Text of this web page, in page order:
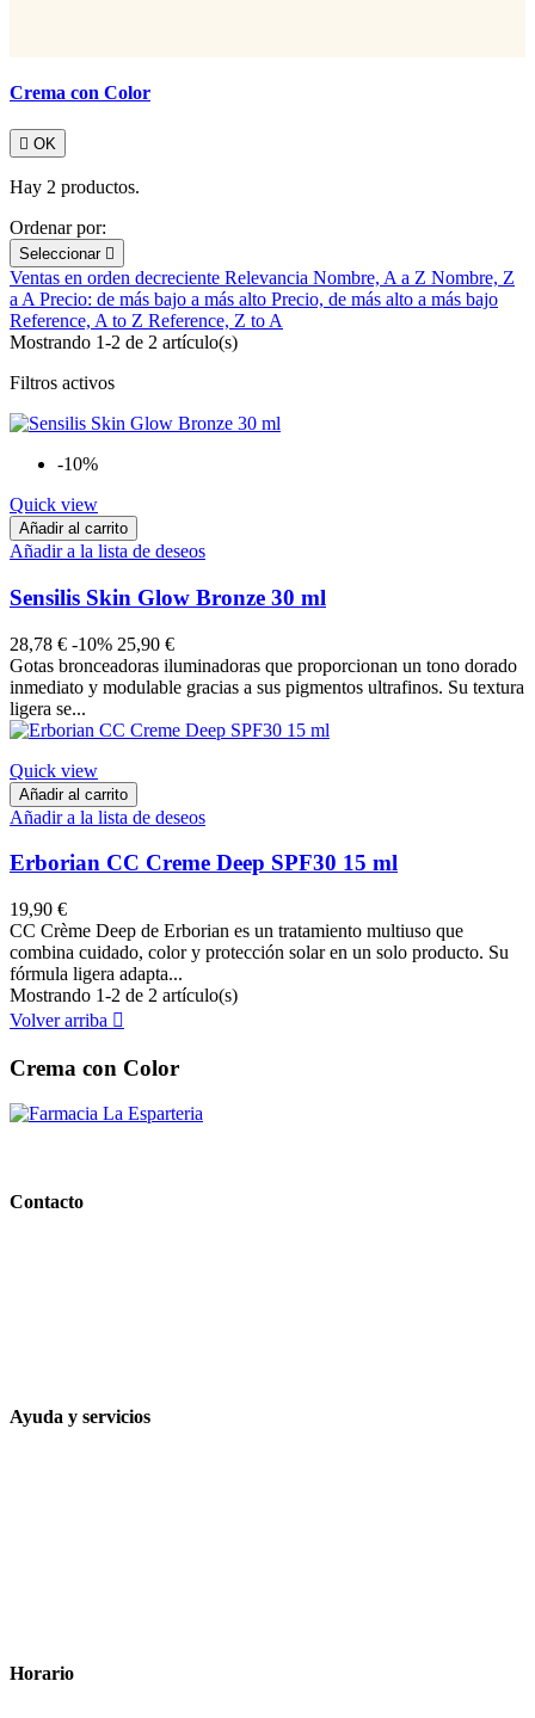
Crema con Color
 OK
Hay 2 productos.
Ordenar por:
Seleccionar 
Ventas en orden decreciente Relevancia Nombre, A a Z Nombre, Z
a A Precio: de más bajo a más alto Precio, de más alto a más bajo
Reference, A to Z Reference, Z to A
Mostrando 1-2 de 2 artículo(s)
Filtros activos
-10%
Quick view
Añadir al carrito
Añadir a la lista de deseos
Sensilis Skin Glow Bronze 30 ml
28,78 € -10% 25,90 €
Gotas bronceadoras iluminadoras que proporcionan un tono dorado
inmediato y modulable gracias a sus pigmentos ultrafinos. Su textura
ligera se...
Quick view
Añadir al carrito
Añadir a la lista de deseos
Erborian CC Creme Deep SPF30 15 ml
19,90 €
CC Crème Deep de Erborian es un tratamiento multiuso que
combina cuidado, color y protección solar en un solo producto. Su
fórmula ligera adapta...
Mostrando 1-2 de 2 artículo(s)
Volver arriba 
Crema con Color
Contacto
Ayuda y servicios
Horario